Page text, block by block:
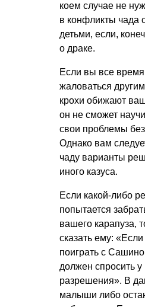
коем случае не
в конфликты чада
детьми, если,
о драке.
Если вы все время
жаловаться
крохи обижают
он не сможет
свои проблемы
Однако вам
чаду варианты
иного казуса.
Если какой-либо
попытается
вашего карапуза,
сказать ему:
поиграть с
должен спросить у
разрешения». В
малыши либо